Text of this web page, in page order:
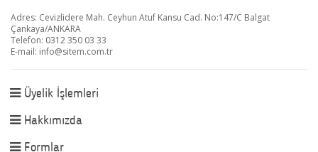
Adres: Cevizlidere Mah. Ceyhun Atuf Kansu Cad. No:147/C Balgat
Çankaya/ANKARA
Telefon: 0312 350 03 33
E-mail: info@sitem.com.tr
Üyelik İşlemleri
Hakkımızda
Formlar